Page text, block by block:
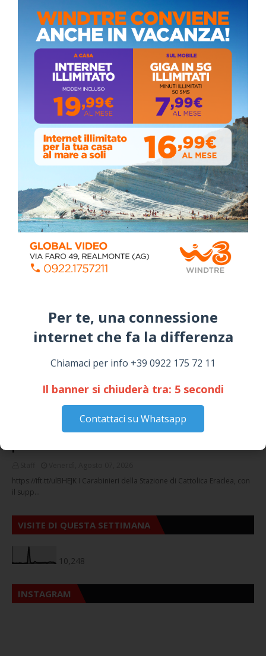
Per te, una connessione
internet che fa la differenza​
Chiamaci per info +39 0922 175 72 11
Il banner si chiuderà tra: 4 secondi
Contattaci su Whatsapp
ai cittadini
Domenica, Novembre 22, 2020
Circolo della stampa, terzo appuntamento
con il giornalista Giacinto Pipitone
Martedì, Agosto 04, 2026
Elezioni a Siculiana, in testa candidato
sindaco Zambito
Lunedì, Ottobre 05, 2020
📅 ESTATE MEDITERRANEA 2026 – COMUNE DI
SICULIANA
July 24, 2026
Siculiana, concerto del 1° Maggio 2026 in
Piazza Umberto I: arrivano I Cugini di
Campagna
April 14, 2026
I “TEPPISTI DEI SOGNI” IN CONCERTO A
SICULIANA PER I FESTEGGIAMENTI DI SAN
NOTIZIE
Cattolica Eraclea, minaccia la nipote con una
https://ift.tt/ulBHEJK I Carabinieri della Stazione di Cattolica Eraclea, con
il supp…
VISITE DI QUESTA SETTIMANA
10,248
INSTAGRAM